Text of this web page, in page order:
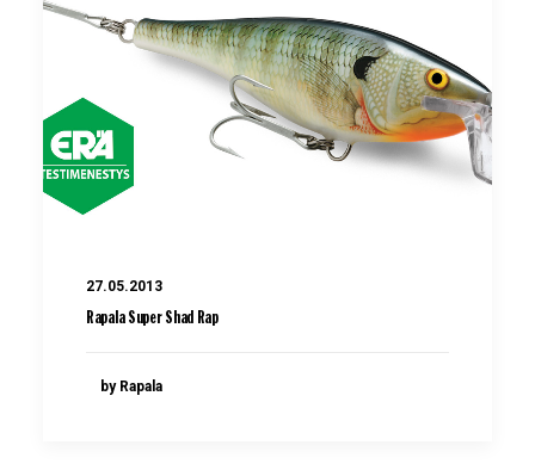
27.05.2013
Rapala Super Shad Rap
by Rapala